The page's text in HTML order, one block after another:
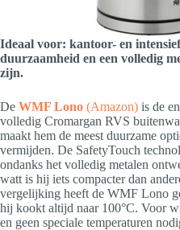
Ideaal voor: kantoor- en
duurzaamheid en een volledig
zijn.
De WMF Lono (Amazon) is de
volledig Cromargan RVS
maakt hem de meest duurzame
vermijden. De SafetyTouch
ondanks het volledig metalen
watt is hij iets compacter dan
vergelijking heeft de WMF Lono
hij kookt altijd naar 100°C. Voor
en geen speciale temperaturen